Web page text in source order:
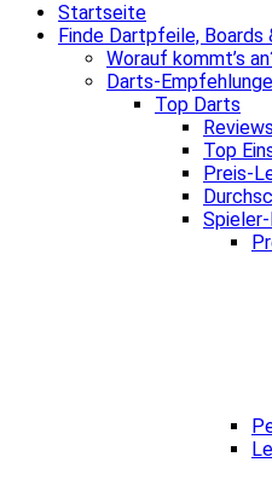
Startseite
Finde Dartpfeile, Boards
Worauf kommt’s
Darts-
Top Darts
Reviews
Top
Preis-